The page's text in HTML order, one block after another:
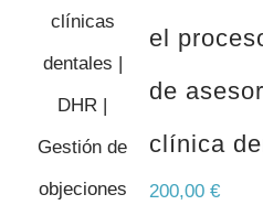
el
de
clínica
200,00 €